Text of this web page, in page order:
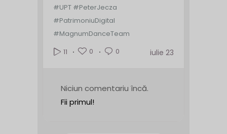
#UPT #PeterJecza
#PatrimoniuDigital
#MagnumDanceTeam
11
0 0 iulie 23
Niciun comentariu încă.
Fii primul!